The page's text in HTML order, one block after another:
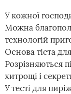
У кожної
Можна
технологій
Основа тіста
Розрізняються
хитрощі і
У тесті для